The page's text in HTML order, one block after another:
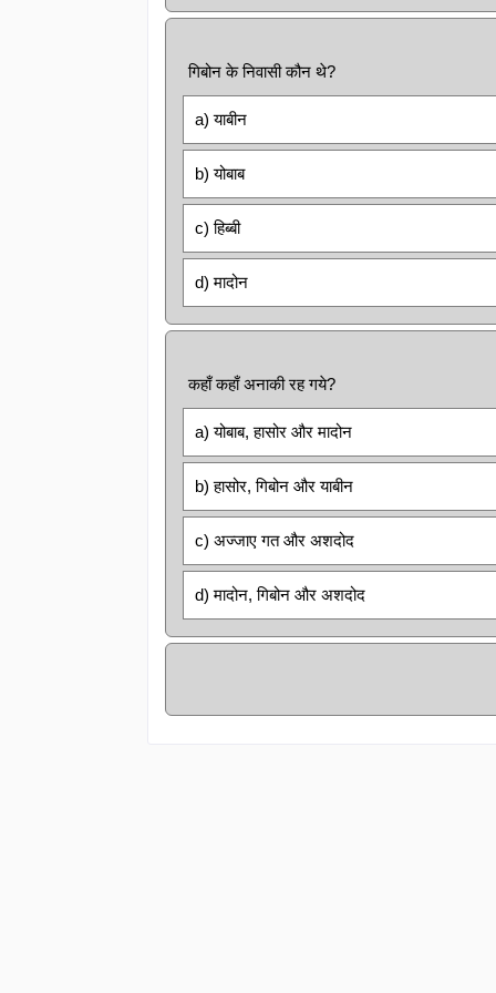
गिबोन के निवासी कौन थे?
a) याबीन
b) योबाब
c) हिब्बी
d) मादोन
कहाँ कहाँ अनाकी रह गये?
a) योबाब, हासोर और मादोन
b) हासोर, गिबोन और याबीन
c) अज्जाए गत और अशदोद
d) मादोन, गिबोन और अशदोद